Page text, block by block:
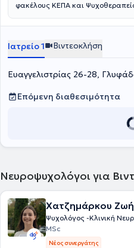
φακέλους ΚΕΠΑ και
Ιατρείο 1 Βιντεοκλήση
Ευαγγελιστρίας 26-28,
Επόμενη διαθεσιμότητα
Νευροψυχολόγοι για
Χατζημάρκου Ζωή
Ψυχολόγος -Κλινική
MSc
Νέος συνεργάτης